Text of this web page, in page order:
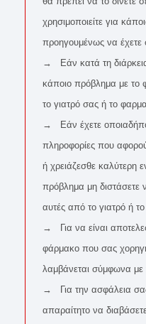
χρησιμοποιείτε για
προηγουμένως να έχετε
→ Εάν κατά τη διάρκεια
κάποιο πρόβλημα με το
το γιατρό σας ή το
→ Εάν έχετε
πληροφορίες που
ή χρειάζεσθε καλύτερη
πρόβλημα μη διστάσετε
αυτές από το γιατρό ή
→ Για να είναι
φάρμακο που σας
λαμβάνεται σύμφωνα με
→ Για την ασφάλεια σας
απαραίτητο να